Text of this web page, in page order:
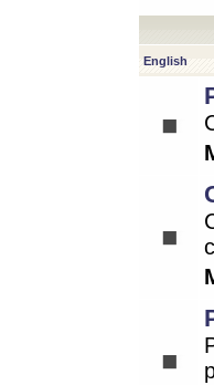
English